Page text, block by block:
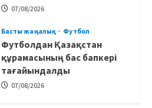
07/08/2026
Басты жаңалық Футбол
Футболдан Қазақстан
құрамасының бас бапкері
тағайындалды
07/08/2026